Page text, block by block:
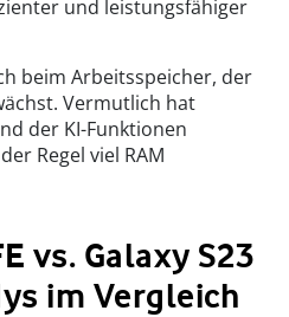
und leistungsfähiger
beim Arbeitsspeicher, der
Vermutlich hat
der KI-Funktionen
Regel viel RAM
vs. Galaxy S23
im Vergleich